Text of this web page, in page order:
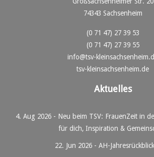
74343 Sachsenheim
(0 71 47) 27 39 53
(0 71 47) 27 39 55
info@tsv-
tsv-kleinsachsenheim.de
Aktuelles
4. Aug 2026 - Neu beim TSV: FrauenZeit in
für dich, Inspiration &
22. Jun 2026 - AH-